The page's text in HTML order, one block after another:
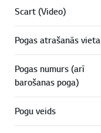
Scart (Video)
Pogas atrašanās vieta
Pogas numurs (arī
barošanas poga)
Pogu veids